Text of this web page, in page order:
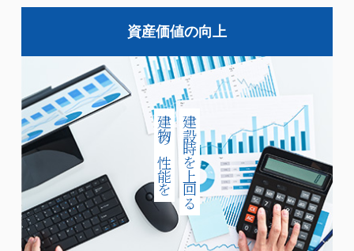
資産価値の向上
建設時を上回る
建物の性能を